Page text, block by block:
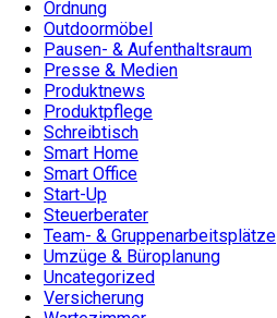
Ordnung
Outdoormöbel
Pausen- & Aufenthaltsraum
Presse & Medien
Produktnews
Produktpflege
Schreibtisch
Smart Home
Smart Office
Start-Up
Steuerberater
Team- & Gruppenarbeitsplätze
Umzüge & Büroplanung
Uncategorized
Versicherung